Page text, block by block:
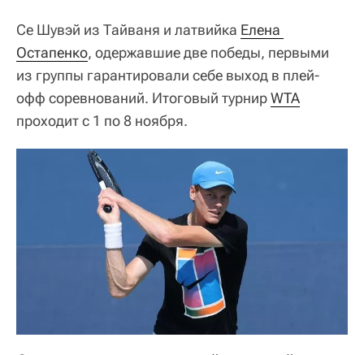
Се Шувэй из Тайваня и латвийка Елена
Остапенко, одержавшие две победы, первыми
из группы гарантировали себе выход в плей-
офф соревнований. Итоговый турнирWTA
проходит с 1 по 8 ноября.